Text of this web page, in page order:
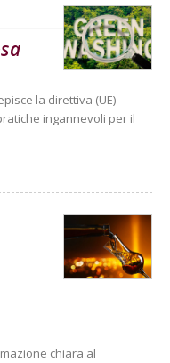
la direttiva (UE)
ingannevoli per il
chiara al